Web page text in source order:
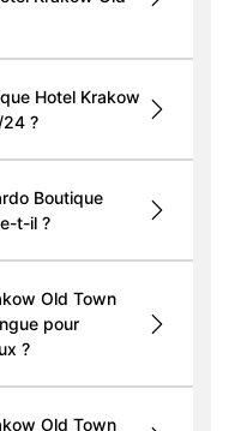
Hotel Krakow
?
Boutique
t-il ?
Old Town
pour
?
Old Town